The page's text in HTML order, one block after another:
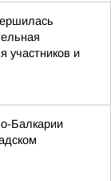
участников и
Балкарии